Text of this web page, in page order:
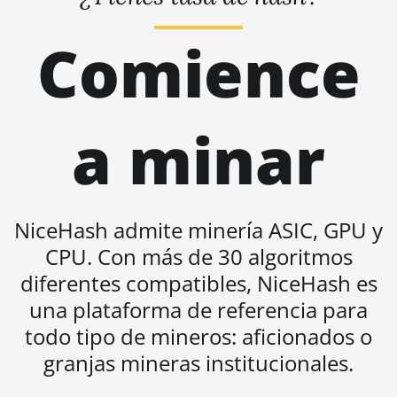
BITMAIN AntMiner S19j Pro
BITMAIN AntMiner S19j Pro
(104Th)
BITMAIN AntMiner S19j Pro++
(125Th)
(200Th)
BITMAIN AntMiner S21 Hyd.
(335Th)
BITMAIN AntMiner S21
Immersion (301Th)
BITMAIN AntMiner S21 Pro
Comience
a minar
NiceHash admite minería ASIC, GPU y
CPU. Con más de 30 algoritmos
diferentes compatibles, NiceHash es
una plataforma de referencia para
todo tipo de mineros: aficionados o
granjas mineras institucionales.